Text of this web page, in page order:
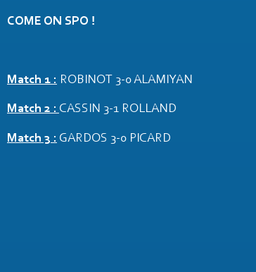
COME ON SPO !
Match 1 : ROBINOT 3-0 ALAMIYAN
Match 2 : CASSIN 3-1 ROLLAND
Match 3 : GARDOS 3-0 PICARD